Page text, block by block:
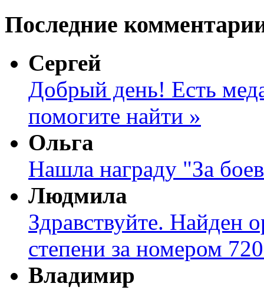
Последние
Сергей
Добрый день! Есть
помогите найти »
Ольга
Нашла награду "За
Людмила
Здравствуйте. Найден
степени за номером
Владимир